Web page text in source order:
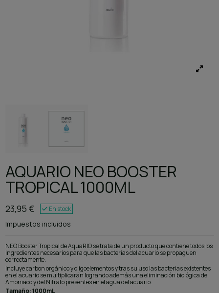
AQUARIO NEO BOOSTER
TROPICAL 1000ML
23,95 € En stock
Impuestos incluidos
NEO Booster Tropical de AquaRIO se trata de un producto que contiene todos los
ingredientes necesarios para que las bacterias del acuario se propaguen
correctamente.
Incluye carbon orgánico y oligoelementos y tras su uso las bacterias existentes
en el acuario se multiplicarán logrando además una eliminación biológica del
Amoniaco y del Nitrato presentes en el agua del acuario.
Tamaño: 1000mL